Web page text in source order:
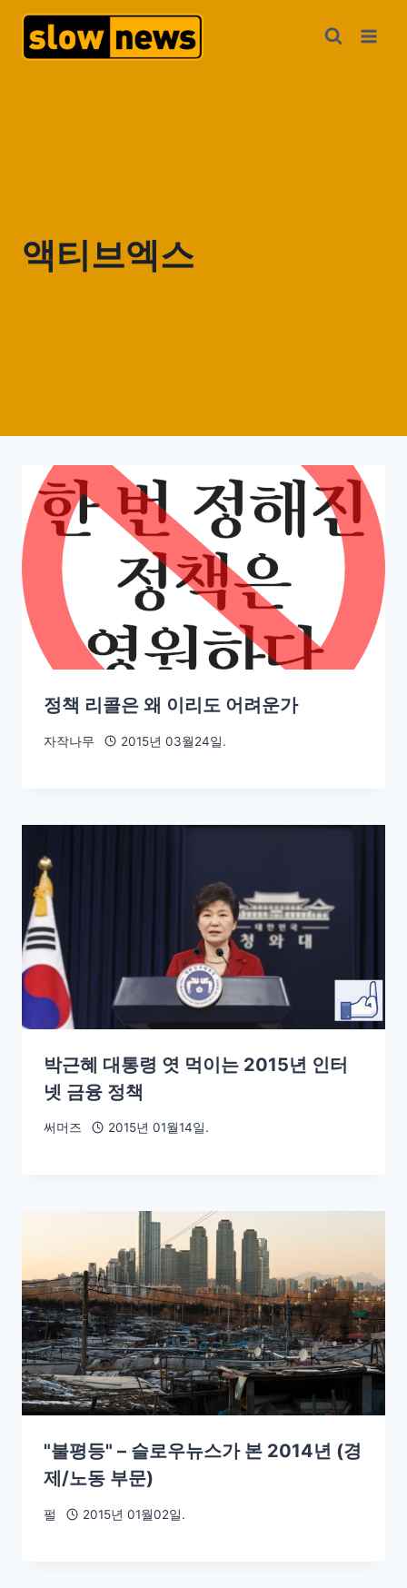
액티브엑스
정책 리콜은 왜 이리도 어려운가
자작나무 2015년 03월24일.
박근혜 대통령 엿 먹이는 2015년 인터
넷 금융 정책
써머즈 2015년 01월14일.
"불평등" – 슬로우뉴스가 본 2014년 (경
제/노동 부문)
펄 2015년 01월02일.